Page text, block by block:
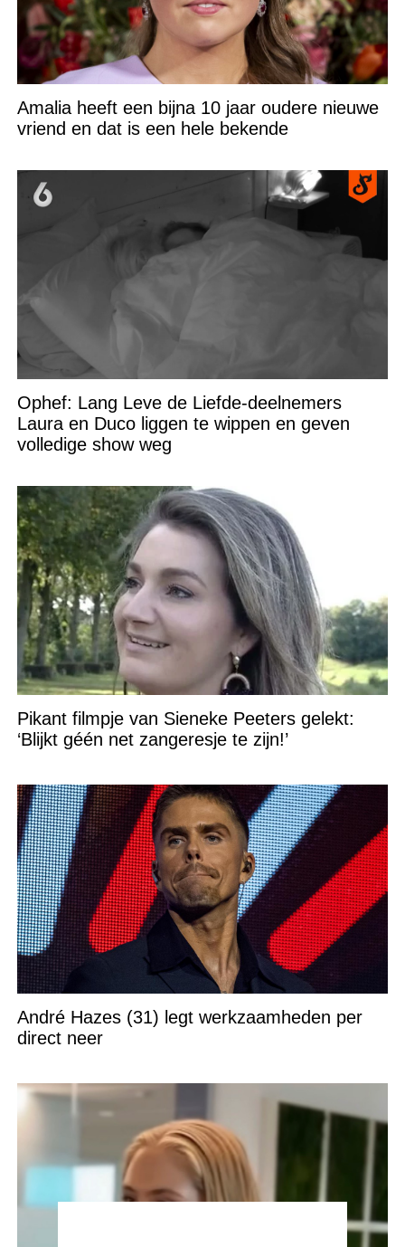
Amalia heeft een bijna 10 jaar oudere nieuwe
vriend en dat is een hele bekende
Ophef: Lang Leve de Liefde-deelnemers
Laura en Duco liggen te wippen en geven
volledige show weg
Pikant filmpje van Sieneke Peeters gelekt:
‘Blijkt géén net zangeresje te zijn!’
André Hazes (31) legt werkzaamheden per
direct neer